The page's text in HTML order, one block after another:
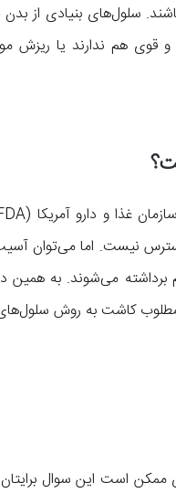
سلول‌های بنیادی از بدن
هم ندارند یا ریزش مو
نیست. اما می‌توان
برداشته می‌شوند. به
کاشت به روش سلول‌های
است این سوال